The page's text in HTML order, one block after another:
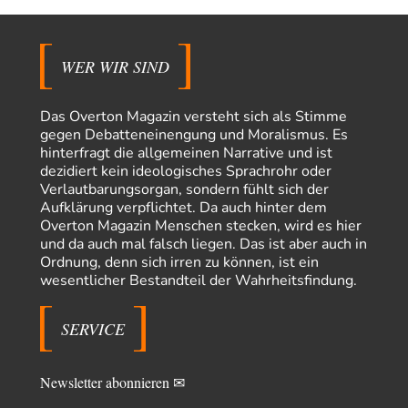
Der Bremische Kirchentag liebt die Bombe nicht! 21
Kirchengemeinde, haben diese Tradition bis in die 2010er…
Peter Zobelvor 15 Stunden zu:
vertieft EU-Spaltung
Man braucht in Deutschland nur etwas halbwegs vernünftiges zuvsagen
und man landet suf der Zionisten-Abschussliste.
Thomasvor 15 Stunden zu:
Die Westbank in New York
Danke, diese Verdrehung war mir auch gleich sauer aufgestoßen...... - die
"Taliban" hatten den Mohnanbau…
Nordlichtvor 18 Stunden zu:
Wacht Deutschland nun in dem Krieg auf, den es seit Jahren
maßgeblich unterstützt?
Fragen Sie doch mal Ronzheimer oder Kiesewetter, da besteht dann keine
Unklarheit mehr!!! Aber in…
Theo Noestonto
vor 1 Tag zu:
@DIRTY OPERATING SYSTEM Ihre Argumentation teile ich, soweit
WER WIR SIND
Das Overton Magazin versteht sich als Stimme
gegen Debatteneinengung und Moralismus. Es
hinterfragt die allgemeinen Narrative und ist
dezidiert kein ideologisches Sprachrohr oder
Verlautbarungsorgan, sondern fühlt sich der
Aufklärung verpflichtet. Da auch hinter dem
Overton Magazin Menschen stecken, wird es hier
und da auch mal falsch liegen. Das ist aber auch in
Ordnung, denn sich irren zu können, ist ein
wesentlicher Bestandteil der Wahrheitsfindung.
SERVICE
Newsletter abonnieren ✉